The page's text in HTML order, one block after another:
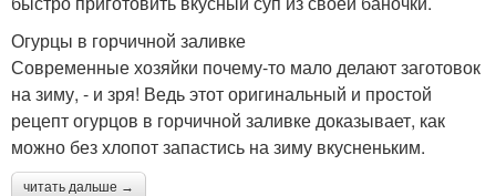
Огурцы в горчичной заливке
Современные хозяйки почему-то мало делают заготовок
на зиму, - и зря! Ведь этот оригинальный и простой
рецепт огурцов в горчичной заливке доказывает, как
можно без хлопот запастись на зиму вкусненьким.
читать дальше →